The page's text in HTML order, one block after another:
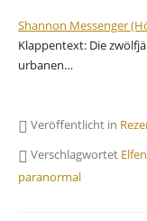
Shannon Messenger
Klappentext: Die
urbanen…
Veröffentlicht in
Verschlagwortet Elfen
paranormal